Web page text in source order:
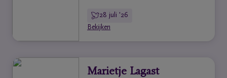
28 juli '26
Bekijken
Marietje Lagast